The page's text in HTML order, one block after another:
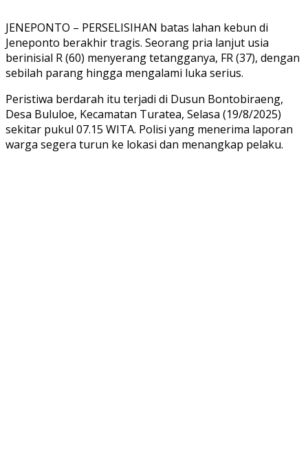
JENEPONTO – PERSELISIHAN batas lahan kebun di
Jeneponto berakhir tragis. Seorang pria lanjut usia
berinisial R (60) menyerang tetangganya, FR (37), dengan
sebilah parang hingga mengalami luka serius.
Peristiwa berdarah itu terjadi di Dusun Bontobiraeng,
Desa Bululoe, Kecamatan Turatea, Selasa (19/8/2025)
sekitar pukul 07.15 WITA. Polisi yang menerima laporan
warga segera turun ke lokasi dan menangkap pelaku.